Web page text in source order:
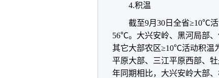
4.积温
截至9月30日全省≥10℃
56℃。大兴安岭、黑河局部
其它大部农区≥10℃活动积温
平原大部、三江平原西部、
年同期相比，大兴安岭大部